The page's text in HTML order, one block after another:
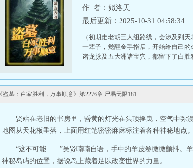
作 者：姒洛天
最后更新：2025-10-31 04:58:34
（初期走老胡三人组路线，会涉及到
一辈子，觉醒金手指后，开始给自己
诸龙脉及五大洲诸宝穴，都留下了白
《盗墓：白家胜利，万事顺意》第2276章 尸易无限181
贤站在老旧的书房里，昏黄的灯光在头顶摇曳，空气中弥
地图从天花板垂落，上面用红笔密密麻麻标注着各种神秘地点。
“这不可能……”吴贤喃喃自语，手中的羊皮卷微微颤抖。
神秘岛屿的位置，据说岛上藏着足以改变世界的力量。